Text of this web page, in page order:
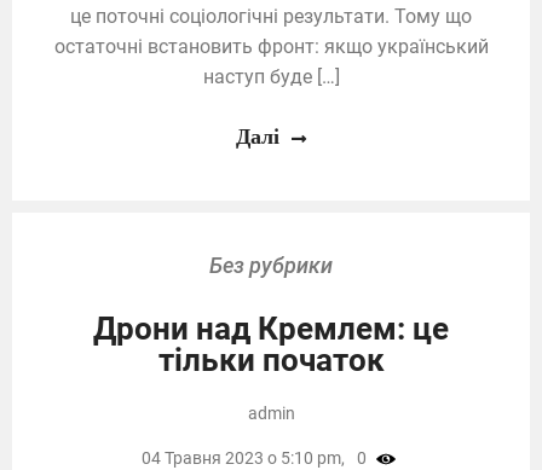
це поточні соціологічні результати. Тому що
остаточні встановить фронт: якщо український
наступ буде […]
Далі
Без рубрики
Дрони над Кремлем: це
тільки початок
admin
04 Травня 2023 о 5:10 pm, 0